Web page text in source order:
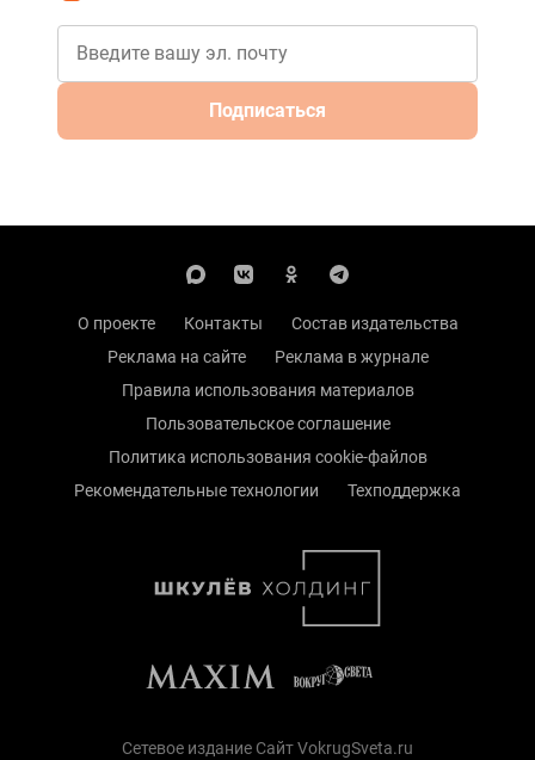
Подписаться
О проекте Контакты
Состав издательства
Реклама на сайте
Реклама в журнале
Правила использования материалов
Пользовательское соглашение
Политика использования cookie-файлов
Рекомендательные технологии
Техподдержка
Сетевое издание Сайт VokrugSveta.ru